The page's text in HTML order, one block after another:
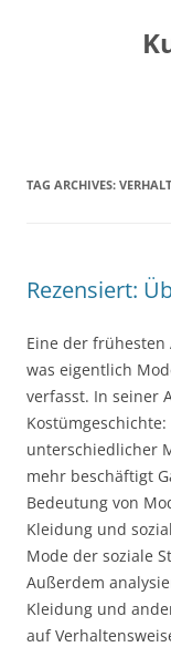
TAG ARCHIVES:
Rezensiert:
Eine der frühesten
was eigentlich
verfasst. In seiner
unterschiedlicher
mehr beschäftigt
Bedeutung von
Kleidung und
Mode der soziale
Außerdem
Kleidung und
auf